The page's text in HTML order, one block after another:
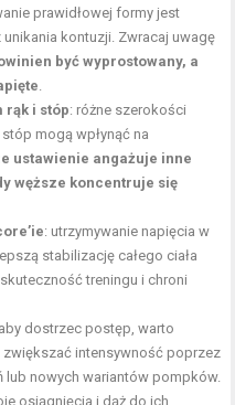
prawidłowej formy jest
kontuzji. Zwracaj uwagę
być wyprostowany, a
.
rąk i stóp: różne szerokości
mogą wpłynąć na
ustawienie angażuje inne
węższe koncentruje się
: utrzymywanie napięcia w
stabilizację całego ciała
treningu i chroni
dostrzec postęp, warto
intensywność poprzez
nowych wariantów pompków.
osiągnięcia i dąż do ich